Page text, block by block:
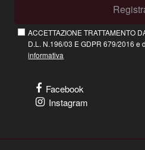
ACCETTAZIONE TRATTAMENTO
D.L. N.196/03 E GDPR 679/2016 e
informativa
Facebook
Instagram